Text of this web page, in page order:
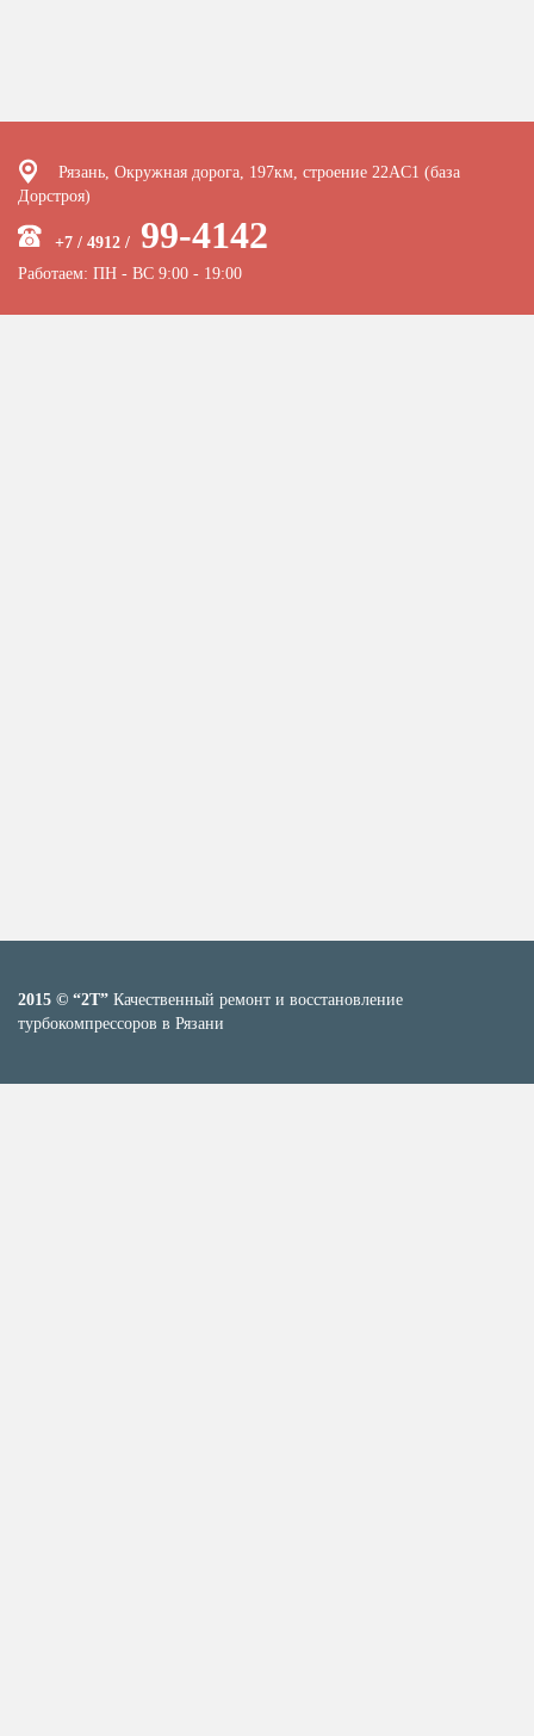
Рязань, Окружная дорога, 197км, строение 22АC1 (база
Дорстроя)
+7 / 4912 / 99-4142
Работаем: ПН - ВС 9:00 - 19:00
2015 © “2T” Качественный ремонт и восстановление
турбокомпрессоров в Рязани